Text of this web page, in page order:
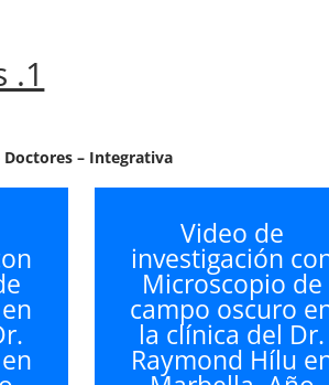
.1
Doctores – Integrativa
Video de
investigación
Microscopio de
campo oscuro
la clínica del Dr.
Raymond Hílu